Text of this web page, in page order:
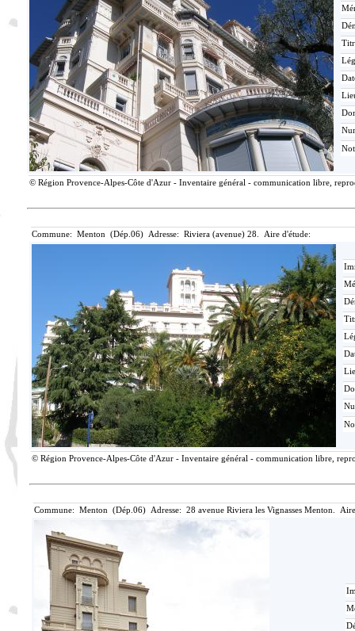
© Région Provence-Alpes-Côte d'Azur - Inventaire général - communication libre,
Commune: Menton (Dép.06) Adresse: Riviera (avenue) 28. Aire d'étude:
© Région Provence-Alpes-Côte d'Azur - Inventaire général - communication libre,
Commune: Menton (Dép.06) Adresse: 28 avenue Riviera les Vignasses Menton.